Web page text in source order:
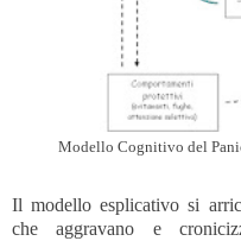
Modello Cognitivo del
Il modello esplicativo si
che aggravano e